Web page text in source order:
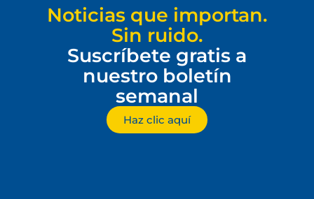
Noticias que importan.
Sin ruido.
Suscríbete gratis a
nuestro boletín
semanal
Haz clic aquí